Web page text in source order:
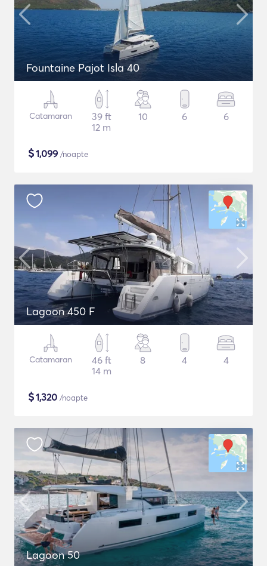
Fountaine Pajot Isla 40
Catamaran
39 ft
12 m
10 6 6
$1,099 /noapte
Lagoon 450 F
Catamaran
46 ft
14 m
8 4 4
$1,320 /noapte
Lagoon 50